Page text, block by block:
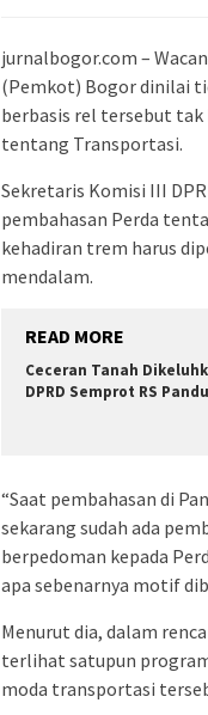
jurnalbogor.com –
(Pemkot) Bogor dinilai
berbasis rel tersebut tak
tentang Transportasi.
Sekretaris Komisi III
pembahasan Perda
kehadiran trem harus
mendalam.
READ MORE
Ceceran Tanah
DPRD Semprot RS Pandu
“Saat pembahasan di
sekarang sudah ada
berpedoman kepada
apa sebenarnya motif
Menurut dia, dalam
terlihat satupun
moda transportasi